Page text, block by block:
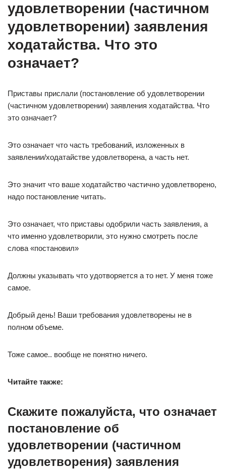
удовлетворении (частичном
удовлетворении) заявления
ходатайства. Что это
означает?
Приставы прислали (постановление об удовлетворении
(частичном удовлетворении) заявления ходатайства. Что
это означает?
Это означает что часть требований, изложенных в
заявлении/ходатайстве удовлетворена, а часть нет.
Это значит что ваше ходатайство частично удовлетворено,
надо постановление читать.
Это означает, что приставы одобрили часть заявления, а
что именно удовлетворили, это нужно смотреть после
слова «постановил»
Должны указывать что удотворяется а то нет. У меня тоже
самое.
Добрый день! Ваши требования удовлетворены не в
полном объеме.
Тоже самое.. вообще не понятно ничего.
Читайте также:
Скажите пожалуйста, что означает
постановление об
удовлетворении (частичном
удовлетворения) заявления